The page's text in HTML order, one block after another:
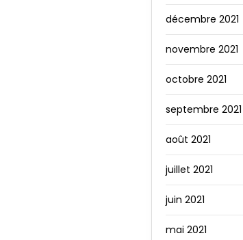
décembre 2021
novembre 2021
octobre 2021
septembre 2021
août 2021
juillet 2021
juin 2021
mai 2021